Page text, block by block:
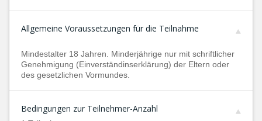
Allgemeine Voraussetzungen für die Teilnahme
Mindestalter 18 Jahren. Minderjährige nur mit schriftlicher
Genehmigung (Einverständinserklärung) der Eltern oder
des gesetzlichen Vormundes.
Bedingungen zur Teilnehmer-Anzahl